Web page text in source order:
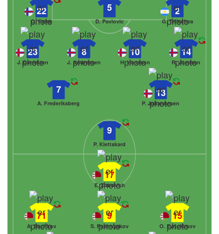
2
G. Tellechea
5
D. Pavlovic
22
O. Færø
14
R. Joensen
10
H. Hansson
8
J. Andreasen
23
J. Danielsen
13
P. Johannesen
7
A. Frederiksberg
9
P. Klettskard
71
A. Suchkov
9
S. Pushnyakov
15
O. Evdokimov
17
E. Zubovich